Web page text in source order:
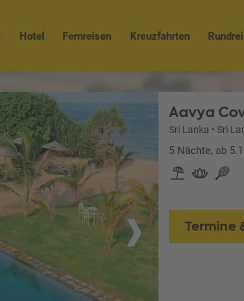
Hotel Fernreisen Kreuzfahrten
Aavya
Sri Lanka • Sri
5 Nächte, ab
Termine